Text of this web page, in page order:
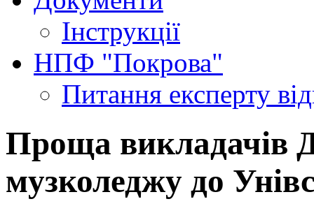
Інструкції
НПФ "Покрова"
Питання експерту
Проща викладачів
музколеджу до